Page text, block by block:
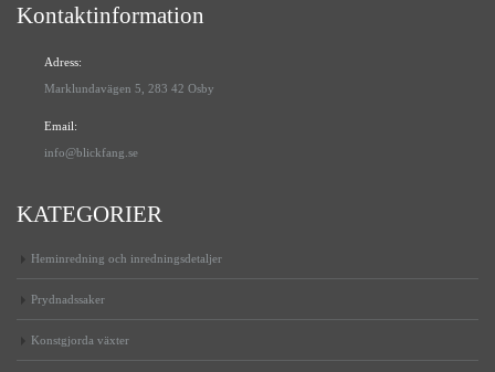
Kontaktinformation
Adress:
Marklundavägen 5, 283 42 Osby
Email:
info@blickfang.se
KATEGORIER
Heminredning och inredningsdetaljer
Prydnadssaker
Konstgjorda växter